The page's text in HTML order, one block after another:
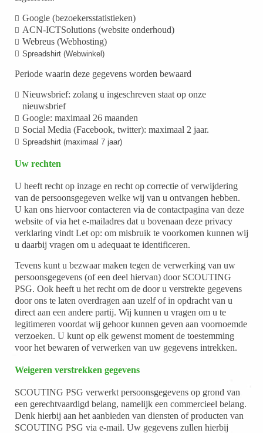
Google (bezoekersstatistieken)
ACN-ICTSolutions (website onderhoud)
Webreus (Webhosting)
Spreadshirt (Webwinkel)
Periode waarin deze gegevens worden bewaard
Nieuwsbrief: zolang u ingeschreven staat op onze
nieuwsbrief
Google: maximaal 26 maanden
Social Media (Facebook, twitter): maximaal 2 jaar.
Spreadshirt (maximaal 7 jaar)
Uw rechten
U heeft recht op inzage en recht op correctie of verwijdering
van de persoonsgegeven welke wij van u ontvangen hebben.
U kan ons hiervoor contacteren via de contactpagina van deze
website of via het e-mailadres dat u bovenaan deze privacy
verklaring vindt Let op: om misbruik te voorkomen kunnen wij
u daarbij vragen om u adequaat te identificeren.
Tevens kunt u bezwaar maken tegen de verwerking van uw
persoonsgegevens (of een deel hiervan) door SCOUTING
PSG. Ook heeft u het recht om de door u verstrekte gegevens
door ons te laten overdragen aan uzelf of in opdracht van u
direct aan een andere partij. Wij kunnen u vragen om u te
legitimeren voordat wij gehoor kunnen geven aan voornoemde
verzoeken. U kunt op elk gewenst moment de toestemming
voor het bewaren of verwerken van uw gegevens intrekken.
Weigeren verstrekken gegevens
SCOUTING PSG verwerkt persoonsgegevens op grond van
een gerechtvaardigd belang, namelijk een commercieel belang.
Denk hierbij aan het aanbieden van diensten of producten van
SCOUTING PSG via e-mail. Uw gegevens zullen hierbij